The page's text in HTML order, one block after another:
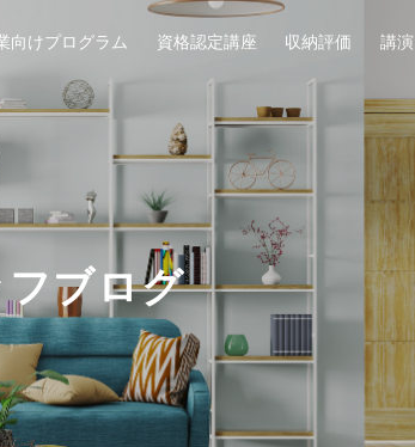
向けプログラム 資格認定講座 収納評価 講
ブログ